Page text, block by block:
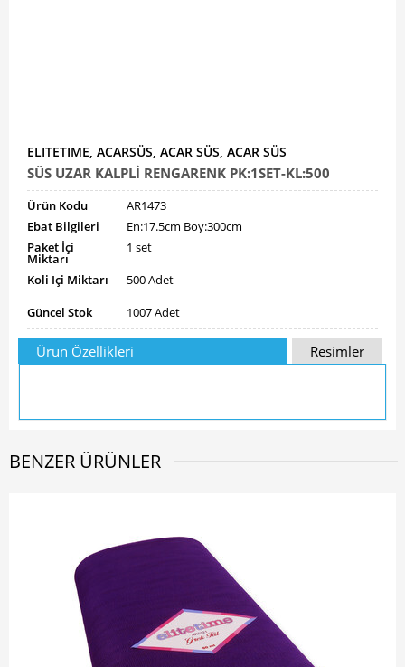
ELITETIME, ACARSÜS, ACAR SÜS, ACAR SÜS
SÜS UZAR KALPLİ RENGARENK PK:1SET-KL:500
Ürün Kodu
AR1473
Ebat Bilgileri
En:17.5cm Boy:300cm
Paket İçi
Miktarı
1 set
Koli Içi Miktarı
500 Adet
Güncel Stok
1007 Adet
Ürün Özellikleri Resimler
BENZER ÜRÜNLER